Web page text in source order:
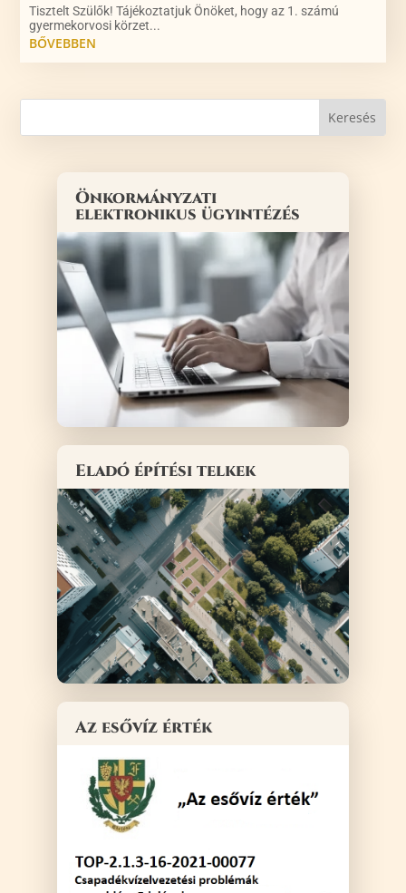
Tisztelt Szülők! Tájékoztatjuk Önöket, hogy az 1. számú
gyermekorvosi körzet...
BŐVEBBEN
Önkormányzati
elektronikus ügyintézés
Eladó építési telkek
Az esővíz érték